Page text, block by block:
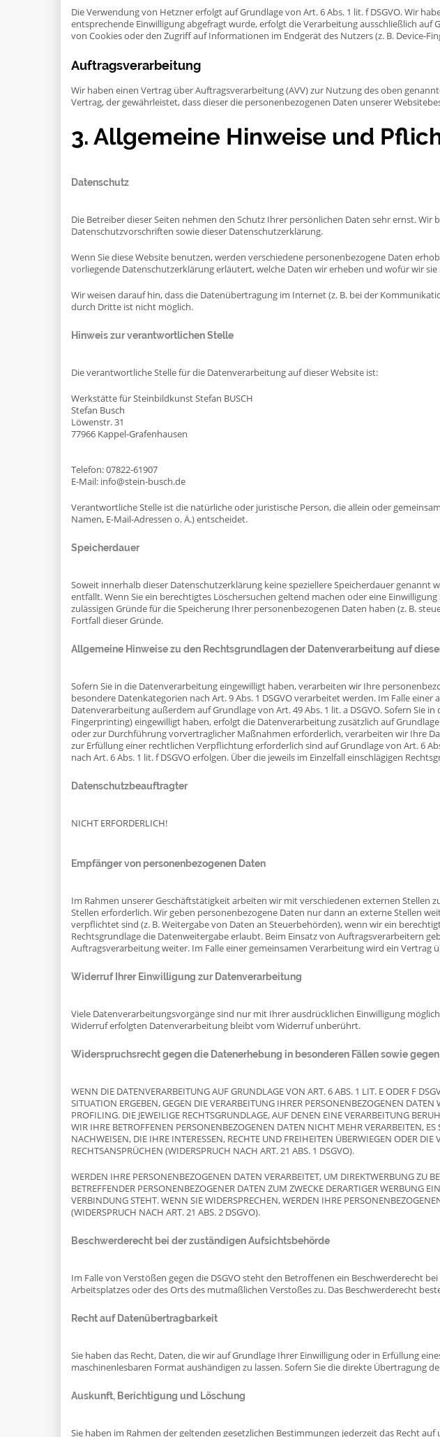
Die Verwendung von Hetzner erfolgt auf Grundlage von Art. 6 Abs. 1 lit. f DSGVO. Wir
entsprechende Einwilligung abgefragt wurde, erfolgt die Verarbeitung ausschließlich auf
von Cookies oder den Zugriff auf Informationen im Endgerät des Nutzers (z. B. Device-
Auftragsverarbeitung
Wir haben einen Vertrag über Auftragsverarbeitung (AVV) zur Nutzung des oben
Vertrag, der gewährleistet, dass dieser die personenbezogenen Daten unserer
3. Allgemeine Hinweise und
Datenschutz
Die Betreiber dieser Seiten nehmen den Schutz Ihrer persönlichen Daten sehr ernst.
Datenschutzvorschriften sowie dieser Datenschutzerklärung.
Wenn Sie diese Website benutzen, werden verschiedene personenbezogene Daten
vorliegende Datenschutzerklärung erläutert, welche Daten wir erheben und wofür wir
Wir weisen darauf hin, dass die Datenübertragung im Internet (z. B. bei der
durch Dritte ist nicht möglich.
Hinweis zur verantwortlichen Stelle
Die verantwortliche Stelle für die Datenverarbeitung auf dieser Website ist:
Werkstätte für Steinbildkunst Stefan BUSCH
Stefan Busch
Löwenstr. 31
77966 Kappel-Grafenhausen
Telefon: 07822-61907
E-Mail: info@stein-busch.de
Verantwortliche Stelle ist die natürliche oder juristische Person, die allein oder
Namen, E-Mail-Adressen o. Ä.) entscheidet.
Speicherdauer
Soweit innerhalb dieser Datenschutzerklärung keine speziellere Speicherdauer
entfällt. Wenn Sie ein berechtigtes Löschersuchen geltend machen oder eine
zulässigen Gründe für die Speicherung Ihrer personenbezogenen Daten haben (z. B.
Fortfall dieser Gründe.
Allgemeine Hinweise zu den Rechtsgrundlagen der Datenverarbeitung auf
Sofern Sie in die Datenverarbeitung eingewilligt haben, verarbeiten wir Ihre
besondere Datenkategorien nach Art. 9 Abs. 1 DSGVO verarbeitet werden. Im Falle
Datenverarbeitung außerdem auf Grundlage von Art. 49 Abs. 1 lit. a DSGVO. Sofern Sie
Fingerprinting) eingewilligt haben, erfolgt die Datenverarbeitung zusätzlich auf
oder zur Durchführung vorvertraglicher Maßnahmen erforderlich, verarbeiten wir Ihre
zur Erfüllung einer rechtlichen Verpflichtung erforderlich sind auf Grundlage von Art. 6
nach Art. 6 Abs. 1 lit. f DSGVO erfolgen. Über die jeweils im Einzelfall einschlägigen
Datenschutz­beauftragter
NICHT ERFORDERLICH!
Empfänger von personenbezogenen Daten
Im Rahmen unserer Geschäftstätigkeit arbeiten wir mit verschiedenen externen Stellen
Stellen erforderlich. Wir geben personenbezogene Daten nur dann an externe Stellen
verpflichtet sind (z. B. Weitergabe von Daten an Steuerbehörden), wenn wir ein
Rechtsgrundlage die Datenweitergabe erlaubt. Beim Einsatz von Auftragsverarbeitern
Auftragsverarbeitung weiter. Im Falle einer gemeinsamen Verarbeitung wird ein Vertrag
Widerruf Ihrer Einwilligung zur Datenverarbeitung
Viele Datenverarbeitungsvorgänge sind nur mit Ihrer ausdrücklichen Einwilligung
Widerruf erfolgten Datenverarbeitung bleibt vom Widerruf unberührt.
Widerspruchsrecht gegen die Datenerhebung in besonderen Fällen sowie
WENN DIE DATENVERARBEITUNG AUF GRUNDLAGE VON ART. 6 ABS. 1 LIT. E ODER F
SITUATION ERGEBEN, GEGEN DIE VERARBEITUNG IHRER PERSONENBEZOGENEN
PROFILING. DIE JEWEILIGE RECHTSGRUNDLAGE, AUF DENEN EINE VERARBEITUNG
WIR IHRE BETROFFENEN PERSONENBEZOGENEN DATEN NICHT MEHR VERARBEITEN,
NACHWEISEN, DIE IHRE INTERESSEN, RECHTE UND FREIHEITEN ÜBERWIEGEN ODER
RECHTSANSPRÜCHEN (WIDERSPRUCH NACH ART. 21 ABS. 1 DSGVO).
WERDEN IHRE PERSONENBEZOGENEN DATEN VERARBEITET, UM DIREKTWERBUNG ZU
BETREFFENDER PERSONENBEZOGENER DATEN ZUM ZWECKE DERARTIGER WERBUNG
VERBINDUNG STEHT. WENN SIE WIDERSPRECHEN, WERDEN IHRE
(WIDERSPRUCH NACH ART. 21 ABS. 2 DSGVO).
Beschwerde­recht bei der zuständigen Aufsichts­behörde
Im Falle von Verstößen gegen die DSGVO steht den Betroffenen ein Beschwerderecht
Arbeitsplatzes oder des Orts des mutmaßlichen Verstoßes zu. Das Beschwerderecht
Recht auf Daten­übertrag­barkeit
Sie haben das Recht, Daten, die wir auf Grundlage Ihrer Einwilligung oder in Erfüllung
maschinenlesbaren Format aushändigen zu lassen. Sofern Sie die direkte Übertragung
Auskunft, Berichtigung und Löschung
Sie haben im Rahmen der geltenden gesetzlichen Bestimmungen jederzeit das Recht